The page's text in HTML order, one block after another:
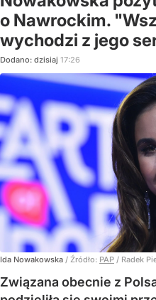
o Nawrockim.
wychodzi z jego
Dodano: dzisiaj 17:26
Ida Nowakowska / Źródło: PAP / Radek
Związana obecnie z